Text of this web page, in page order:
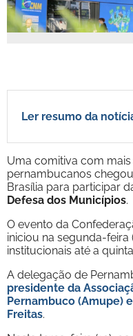
Ler resumo da
Uma comitiva com
pernambucanos
Brasília para participar
Defesa dos Municípios.
O evento da
iniciou na segunda-
institucionais até a
A delegação de
presidente da
Pernambuco (Amupe)
Freitas.